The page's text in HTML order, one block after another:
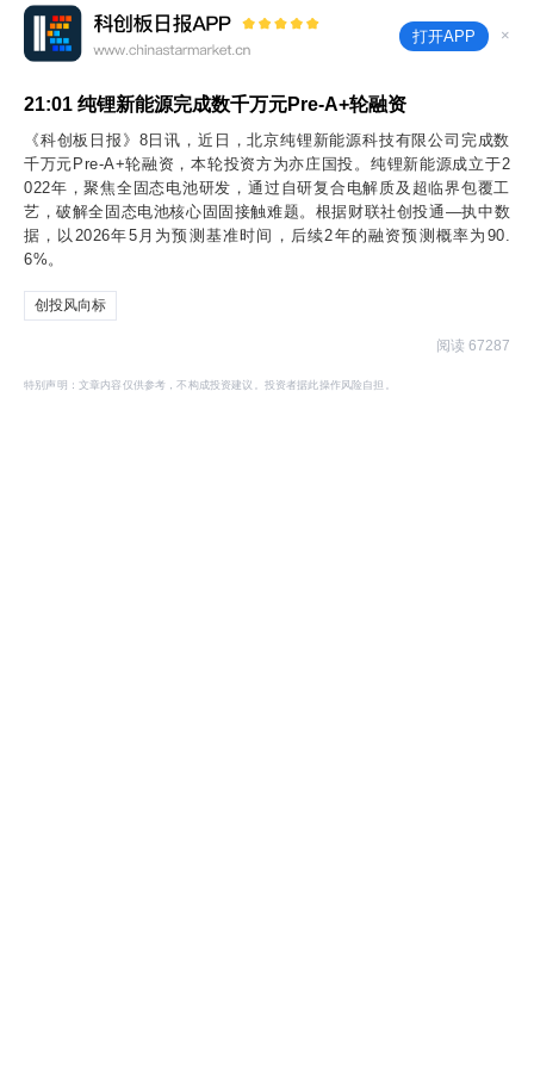
打开APP ×
21:01 纯锂新能源完成数千万元Pre-A+轮融资
《科创板日报》8日讯，近日，北京纯锂新能源科技有限公司完成数
千万元Pre-A+轮融资，本轮投资方为亦庄国投。纯锂新能源成立于2
022年，聚焦全固态电池研发，通过自研复合电解质及超临界包覆工
艺，破解全固态电池核心固固接触难题。根据财联社创投通—执中数
据，以2026年5月为预测基准时间，后续2年的融资预测概率为90.
6%。
创投风向标
阅读 67287
特别声明：文章内容仅供参考，不构成投资建议。投资者据此操作风险自担。